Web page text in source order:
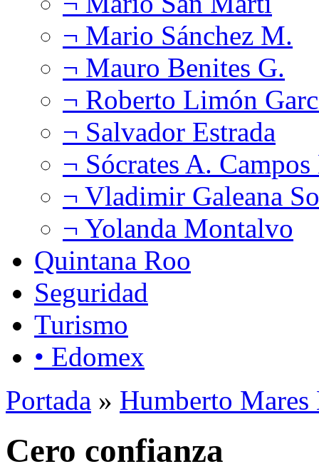
¬ Mario Sánchez M.
¬ Mauro Benites G.
¬ Roberto Limón
¬ Salvador Estrada
¬ Sócrates A.
¬ Vladimir Galeana
¬ Yolanda Montalvo
Quintana Roo
Seguridad
Turismo
• Edomex
Portada » Humberto Mares
Cero confianza